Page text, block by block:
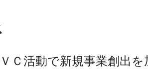
Ｃ活動で新規事業創出を